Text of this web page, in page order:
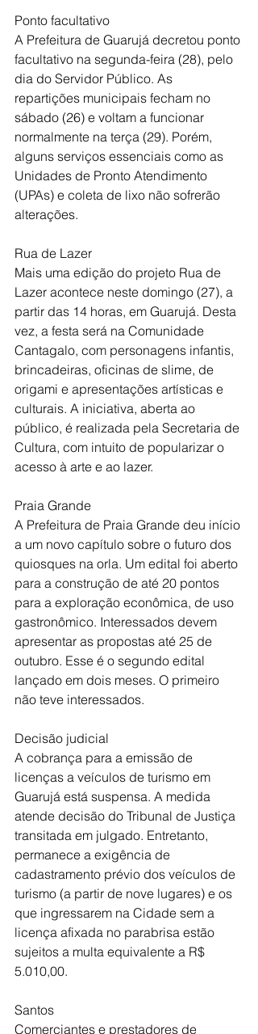
Ponto facultativo
A Prefeitura de Guarujá decretou ponto
facultativo na segunda-feira (28), pelo
dia do Servidor Público. As
repartições municipais fecham no
sábado (26) e voltam a funcionar
normalmente na terça (29). Porém,
alguns serviços essenciais como as
Unidades de Pronto Atendimento
(UPAs) e coleta de lixo não sofrerão
alterações.
Rua de Lazer
Mais uma edição do projeto Rua de
Lazer acontece neste domingo (27), a
partir das 14 horas, em Guarujá. Desta
vez, a festa será na Comunidade
Cantagalo, com personagens infantis,
brincadeiras, oficinas de slime, de
origami e apresentações artísticas e
culturais. A iniciativa, aberta ao
público, é realizada pela Secretaria de
Cultura, com intuito de popularizar o
acesso à arte e ao lazer.
Praia Grande
A Prefeitura de Praia Grande deu início
a um novo capítulo sobre o futuro dos
quiosques na orla. Um edital foi aberto
para a construção de até 20 pontos
para a exploração econômica, de uso
gastronômico. Interessados devem
apresentar as propostas até 25 de
outubro. Esse é o segundo edital
lançado em dois meses. O primeiro
não teve interessados.
Decisão judicial
A cobrança para a emissão de
licenças a veículos de turismo em
Guarujá está suspensa. A medida
atende decisão do Tribunal de Justiça
transitada em julgado. Entretanto,
permanece a exigência de
cadastramento prévio dos veículos de
turismo (a partir de nove lugares) e os
que ingressarem na Cidade sem a
licença afixada no parabrisa estão
sujeitos a multa equivalente a R$
5.010,00.
Santos
Comerciantes e prestadores de